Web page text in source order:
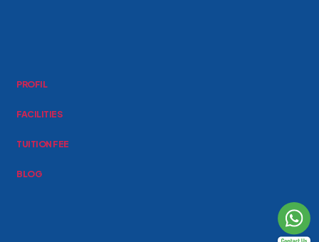
PROFIL
FACILITIES
TUITION FEE
BLOG